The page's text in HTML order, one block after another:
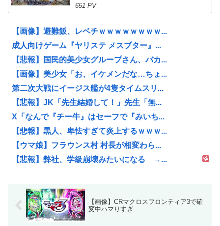
651 PV
【画像】避難飯、レベチｗｗｗｗｗｗｗｗ...
成人向けゲーム『ヤリステ メスブター』...
【悲報】国民的美少女グループさん、バカ...
【画像】美少女「お、イケメンだな…ちょ...
第二次大戦にイージス艦が4隻タイムスリ...
【悲報】JK「先生結婚して！」先生「無...
X「なんで『チー牛』はセーフで『みいち...
【悲報】黒人、卑怯すぎて炎上するｗｗｗ...
【ウマ娘】フラウンス村 村長が相変わら...
【悲報】弊社、学級崩壊みたいになる →...
【画像】CRマクロスフロンティア3で確
変中ハマりすぎ